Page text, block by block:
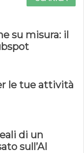
su misura: il
le tue attività
di un
sull’AI